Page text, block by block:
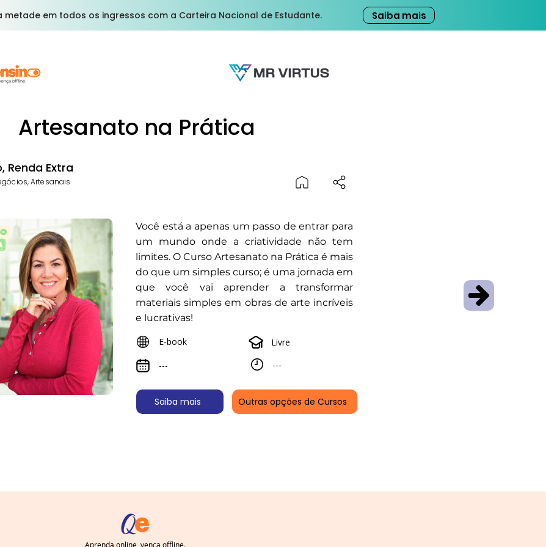
metade em todos os ingressos com a Carteira Nacional de Estudante. Saiba mais
Artesanato na Prática
Renda Extra
Artesanais
Você está a apenas um passo de entrar para
um mundo onde a criatividade não tem
limites. O Curso Artesanato na Prática é mais
do que um simples curso; é uma jornada em
que você vai aprender a transformar
materiais simples em obras de arte incríveis
e lucrativas!
E-book
Livre
---
---
Saiba mais Outras opções de Cursos
Aprenda online, vença offline.